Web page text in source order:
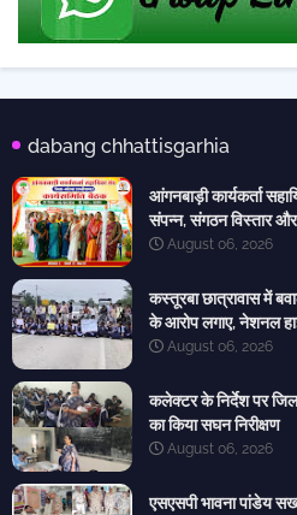
dabang chhattisgarhia
आंगनबाड़ी कार्यकर्ता
संपन्न, संगठन विस्तार
August 06, 2026
कस्तूरबा छात्रावास में
के आरोप लगाए, नेशनल
August 06, 2026
कलेक्टर के निर्देश पर जिला
का किया सघन निरीक्षण
August 06, 2026
एसएसपी भावना पांडेय